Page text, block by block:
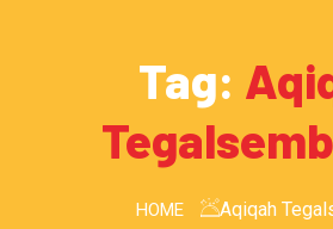
Tag:
HOME Aqiqah